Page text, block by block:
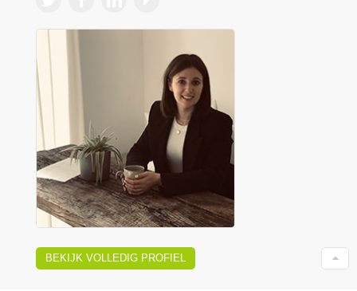
BEKIJK VOLLEDIG PROFIEL